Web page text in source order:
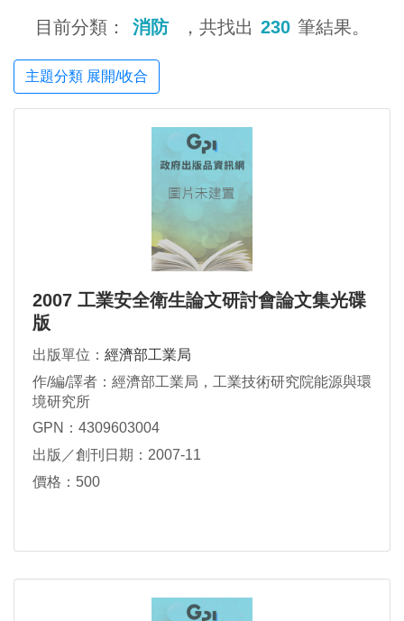
目前分類： 消防 ，共找出 230 筆結果。
主題分類 展開/收合
2007 工業安全衛生論文研討會論文集光碟
版
出版單位： 經濟部工業局
作/編/譯者：經濟部工業局，工業技術研究院能源與環
境研究所
GPN：4309603004
出版／創刊日期：2007-11
價格：500